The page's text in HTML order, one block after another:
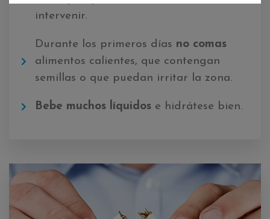
intervenir.
Durante los primeros días no comas
alimentos calientes, que contengan
semillas o que puedan irritar la zona.
Bebe muchos líquidose hidrátese bien.